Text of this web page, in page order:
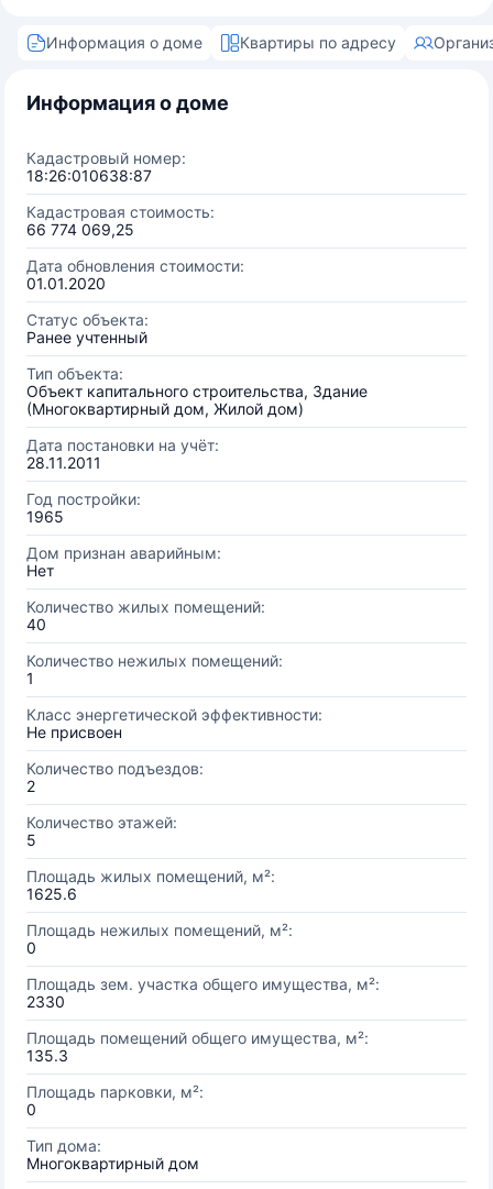
Информация о доме Квартиры по адресу
Информация о доме
Кадастровый номер:
18:26:010638:87
Кадастровая стоимость:
66 774 069,25
Дата обновления стоимости:
01.01.2020
Статус объекта:
Ранее учтенный
Тип объекта:
Объект капитального строительства, Здание
(Многоквартирный дом, Жилой дом)
Дата постановки на учёт:
28.11.2011
Год постройки:
1965
Дом признан аварийным:
Нет
Количество жилых помещений:
40
Количество нежилых помещений:
1
Класс энергетической эффективности:
Не присвоен
Количество подъездов:
2
Количество этажей:
5
Площадь жилых помещений, м²:
1625.6
Площадь нежилых помещений, м²:
0
Площадь зем. участка общего имущества, м²:
2330
Площадь помещений общего имущества, м²:
135.3
Площадь парковки, м²:
0
Тип дома:
Многоквартирный дом